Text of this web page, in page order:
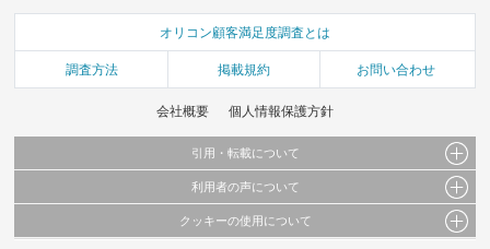
オリコン顧客満足度調査とは
調査方法 掲載規約 お問い合わせ
会社概要 個人情報保護方針
引用・転載について
当サイトで公開されている情報（文字、写真、イラスト、画像データ等）及びこれらの配
これらの情報を権利者の許可なく無断転載・複製などの二次利用を行うことは固く禁じて
利用者の声について
当サイトに掲載している内容はすべてサービスの利用者が提出された見解・感想です。
クッキーの使用について